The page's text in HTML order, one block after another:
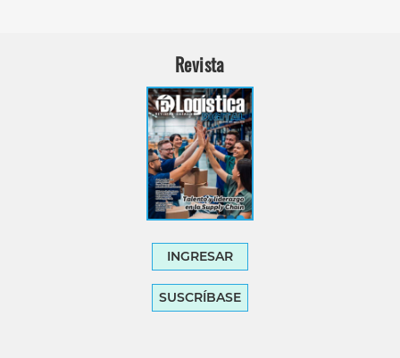
Revista
INGRESAR
SUSCRÍBASE